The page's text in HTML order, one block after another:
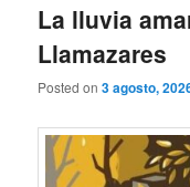
La lluvia
Llamazares
Posted on3 agosto,